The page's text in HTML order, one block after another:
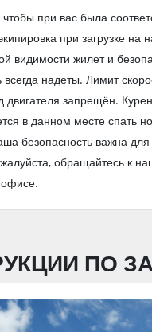
при вас была
при загрузке на
видимости жилет и
надеты. Лимит
двигателя запрещён.
в данном месте спать
безопасность важна
обращайтесь к
ПО